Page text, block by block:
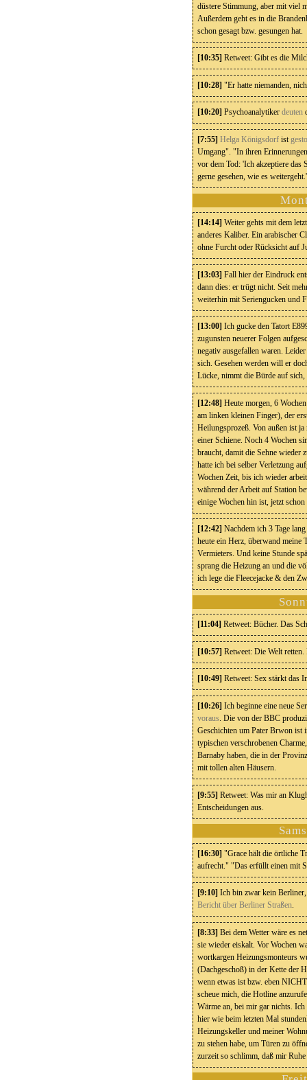
düstere Stimmung, aber mit viel
Außerdem geht es in die
schon gesagt bzw. gesungen hat.
[10:35] Retweet: Gibt es die
[10:28] "Er hatte niemanden,
[10:20] Psychoanalytiker deuten
[7:55] Helga Königsdorf ist
Umgang". "In ihren
vor dem Tod: 'Ich akzeptiere das
gerne gesehen, wie es
[14:14]
Weiter gehts mit dem
anderes Kaliber. Ein arabischer
ohne Furcht oder Rücksicht auf
[13:03] Fall hier der Eindruck
dann dies: er trügt nicht. Seit
weiterhin mit Seriengucken und
[13:00] Ich gucke den Tatort
zugunsten neuerer Folgen
negativ ausgefallen waren.
sich. Gesehen werden will er
Lücke, nimmt die Bürde auf sich,
[12:48] Heute morgen, 6
am linken kleinen Finger), der
Heilungsprozeß. Von außen ist
einer Schiene. Noch 4 Wochen
braucht, damit die Sehne wieder
hatte ich bei selber Verletzung
Wochen Zeit, bis ich wieder
während der Arbeit auf Station
einige Wochen hin ist, jetzt schon
[12:42] Nachdem ich 3 Tage
heute ein Herz, überwand meine
Vermieters. Und keine Stunde
sprang die Heizung an und die
ich lege die Fleecejacke & den
[11:04] Retweet: Bücher. Das
[10:57] Retweet: Die Welt
[10:49] Retweet: Sex stärkt das
[10:26] Ich beginne eine neue
voraus. Die von der BBC
Geschichten um Pater Brwon ist
typischen verschrobenen
Barnaby haben, die in der
mit tollen alten Häusern.
[9:55] Retweet: Was mir an
Entscheidungen aus.
[16:30] "Grace hält die örtliche
aufrecht." "Das erfüllt einen mit
[9:10] Ich bin zwar kein Berliner,
Bericht über Berliner Straßen.
[8:33] Bei dem Wetter wäre es
sie wieder eiskalt. Vor Wochen
wortkargen Heizungsmonteurs
(Dachgeschoß) in der Kette der
wenn etwas ist bzw. eben
scheue mich, die Hotline
Wärme an, bei mir gar nichts.
hier wie beim letzten Mal
Heizungskeller und meiner
zu stehen habe, um Türen zu
zurzeit so schlimm, daß mir